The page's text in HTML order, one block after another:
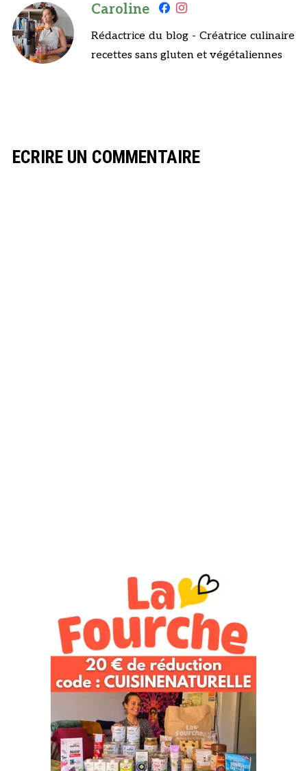
Caroline
Rédactrice du blog - Créatrice culinaire
recettes sans gluten et végétaliennes
ECRIRE UN COMMENTAIRE